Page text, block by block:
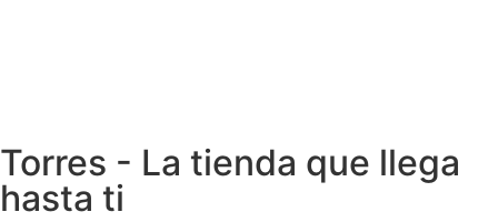
Torres - La tienda que llega
hasta ti